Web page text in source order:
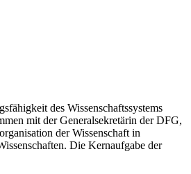
des Wissenschaftssystems
mit der Generalsekretärin der DFG,
der Wissenschaft in
Die Kernaufgabe der